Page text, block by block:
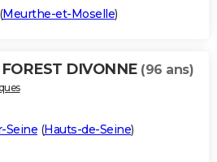
(Meurthe-et-Moselle)
DIVONNE (96 ans)
Seine (Hauts-de-Seine)